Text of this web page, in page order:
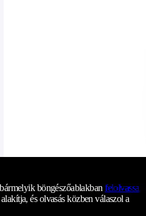
böngészőablakbanfelolvassa
és olvasás közben válaszol a